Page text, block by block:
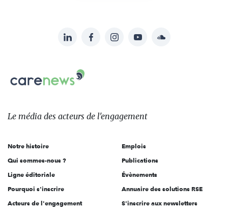
sur:
LinkedInFacebookInstagramYouTubeSoundcloud
Carenews,
Le
des
l'engagement
Le média des acteurs de l'engagement
Notre histoire
Qui sommes-nous ?
Ligne éditoriale
Pourquoi s'inscrire
Acteurs de l'engagement
Emplois
Publications
Évènements
Annuaire des solutions RSE
S'inscrire aux newsletters